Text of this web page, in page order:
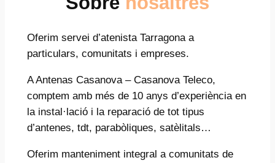
Oferim servei d’atenista Tarragona a
particulars, comunitats i empreses.
A Antenas Casanova – Casanova Teleco,
comptem amb més de 10 anys d’experiència en
la instal·lació i la reparació de tot tipus
d’antenes, tdt, parabòliques, satèlitals…
Oferim manteniment integral a comunitats de